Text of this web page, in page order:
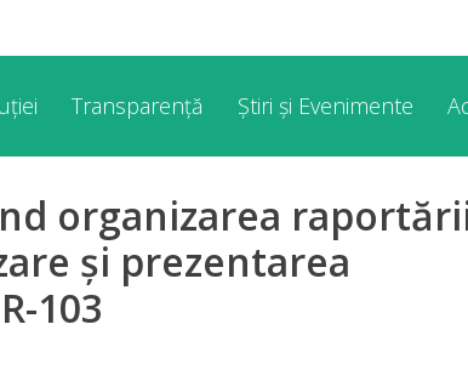
Transparență Știri și Evenimente
organizarea
și prezentarea
103